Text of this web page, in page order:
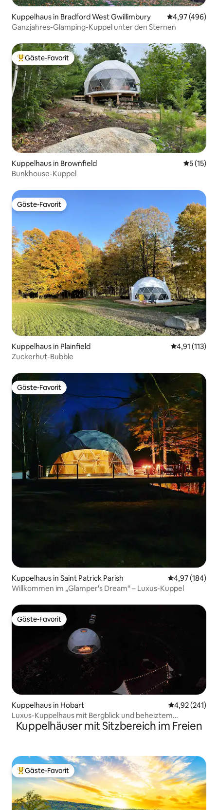
Kuppelhaus in Bradford West Gwillimbury
4,97 (496)
Ganzjahres-Glamping-Kuppel unter den Sternen
Beliebter Gäste-Favorit.
Gäste-Favorit
Kuppelhaus in Brownfield
5 (15)
Bunkhouse-Kuppel
Gäste-Favorit
Gäste-Favorit
Kuppelhaus in Plainfield
4,91 (113)
Zuckerhut-Bubble
Gäste-Favorit
Gäste-Favorit
Kuppelhaus in Saint Patrick Parish
4,97 (184)
Willkommen im „Glamper's Dream“ – Luxus-Kuppel
Gäste-Favorit
Gäste-Favorit
Kuppelhaus in Hobart
4,92 (241)
Luxus-Kuppelhaus mit Bergblick und beheiztem
Tauchbecken
Kuppelhäuser mit Sitzbereich im Freien
Beliebter Gäste-Favorit.
Gäste-Favorit